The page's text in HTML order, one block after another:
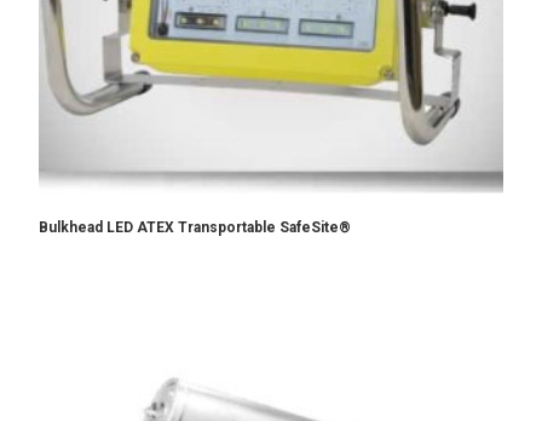
Bulkhead LED ATEX Transportable SafeSite®